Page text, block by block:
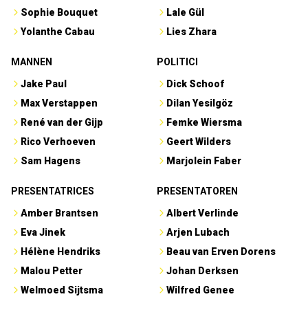
Sophie Bouquet
Yolanthe Cabau
Lale Gül
Lies Zhara
MANNEN
Jake Paul
Max Verstappen
René van der Gijp
Rico Verhoeven
Sam Hagens
POLITICI
Dick Schoof
Dilan Yesilgöz
Femke Wiersma
Geert Wilders
Marjolein Faber
PRESENTATRICES
Amber Brantsen
Eva Jinek
Hélène Hendriks
Malou Petter
Welmoed Sijtsma
PRESENTATOREN
Albert Verlinde
Arjen Lubach
Beau van Erven Dorens
Johan Derksen
Wilfred Genee